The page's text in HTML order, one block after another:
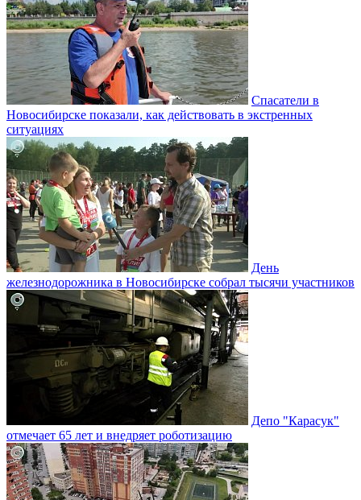
Спасатели в
Новосибирске показали, как действовать в экстренных
ситуациях
День
железнодорожника в Новосибирске собрал тысячи участников
Депо "Карасук"
отмечает 65 лет и внедряет роботизацию